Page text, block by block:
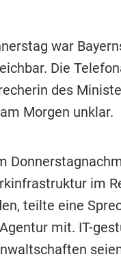
war
Die
des
Morgen unklar.
im
teilte eine
mit. IT-